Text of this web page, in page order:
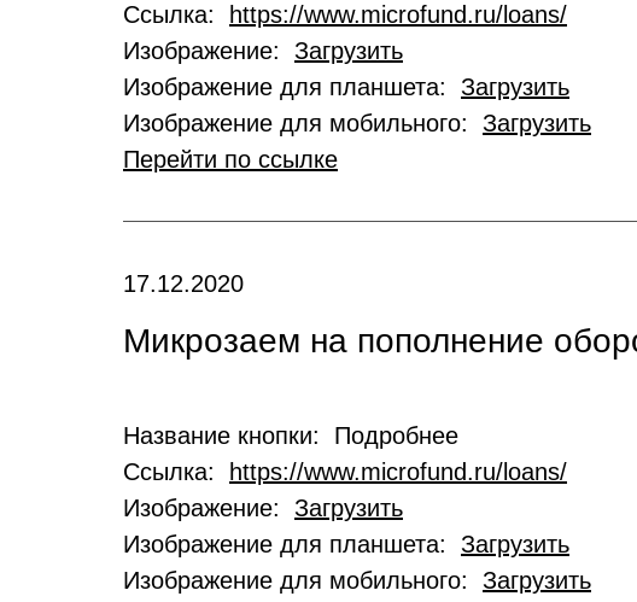
Ссылка:
https://www.microfund.ru/loans/
Изображение: Загрузить
Изображение для планшета: Загрузить
Изображение для мобильного: Загрузить
Перейти по ссылке
17.12.2020
Микрозаем на пополнение
Название кнопки: Подробнее
Ссылка:
https://www.microfund.ru/loans/
Изображение: Загрузить
Изображение для планшета: Загрузить
Изображение для мобильного: Загрузить